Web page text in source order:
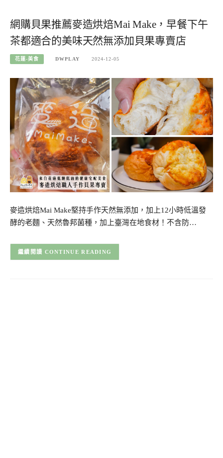
網購貝果推薦麥造烘焙Mai Make，早餐下午
茶都適合的美味天然無添加貝果專賣店
花蓮-美食 DWPLAY 2024-12-05
麥造烘焙Mai Make堅持手作天然無添加，加上12小時低溫發
酵的老麵、天然魯邦菌種，加上臺灣在地食材！不含防…
CONTINUE READING